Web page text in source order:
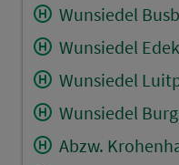
Wunsiedel
Wunsiedel
Wunsiedel
Wunsiedel
Abzw.